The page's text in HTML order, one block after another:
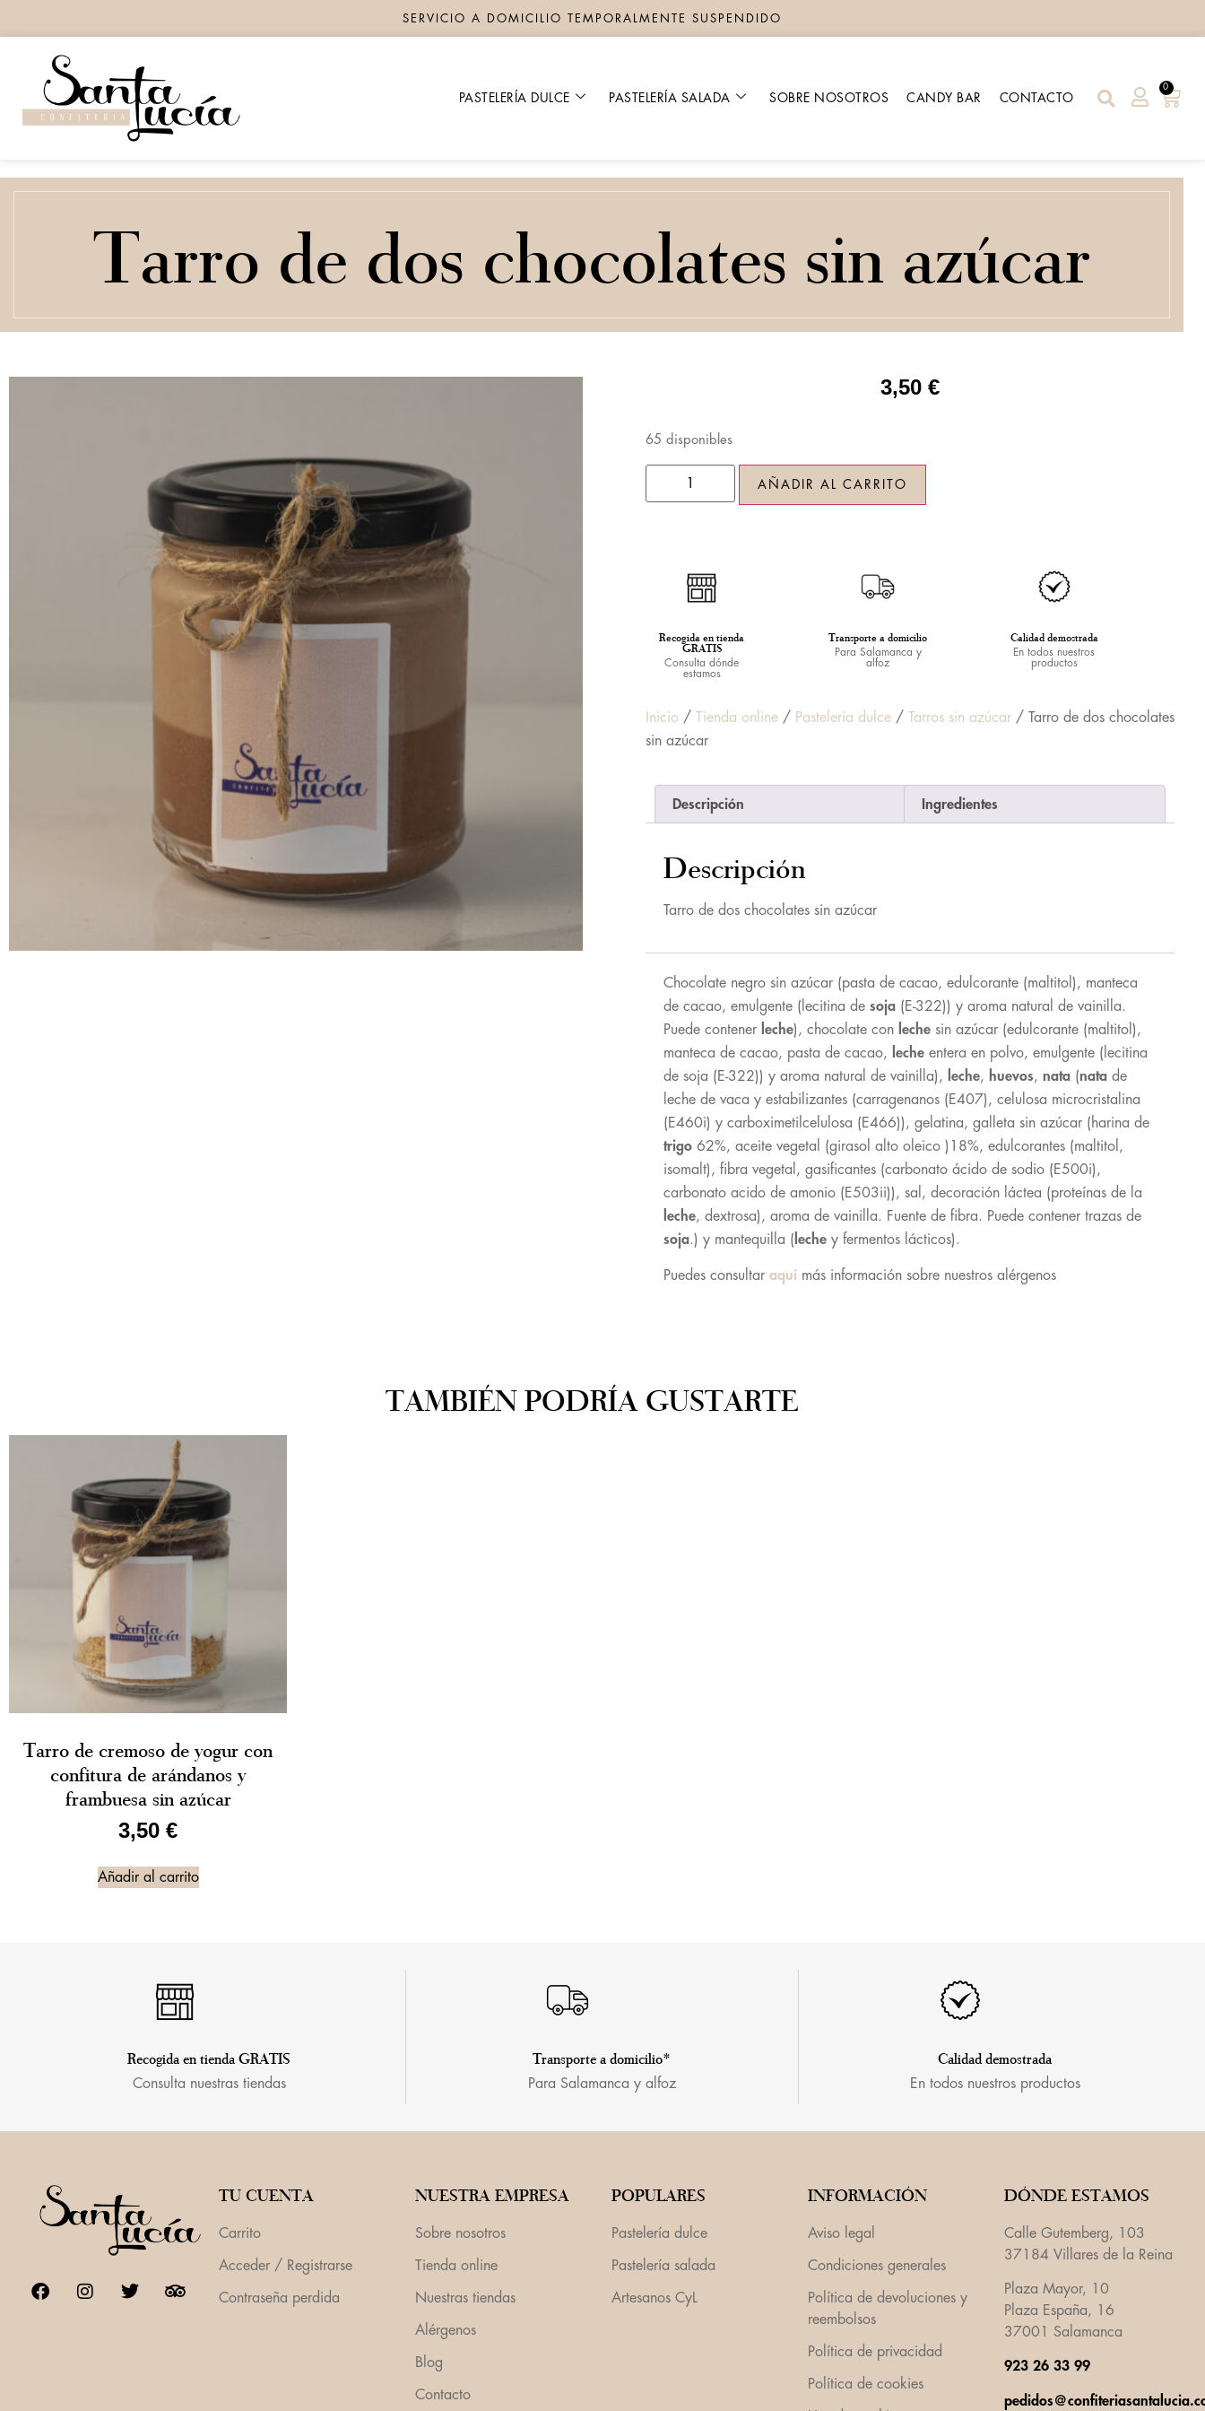
SERVICIO A DOMICILIO TEMPORALMENTE SUSPENDIDO
PASTELERÍA DULCE PASTELERÍA SALADA SOBRE NOSOTROS CANDY BAR CONTACTO
0
Tarro de dos chocolates sin azúcar
3,50 €
65 disponibles
AÑADIR AL CARRITO
Recogida en tienda
GRATIS
Consulta dónde
estamos
Transporte a domicilio
Para Salamanca y
alfoz
Calidad demostrada
En todos nuestros
productos
Inicio / Tienda online / Pastelería dulce / Tarros sin azúcar / Tarro de dos chocolates
sin azúcar
Descripción Ingredientes
Descripción
Tarro de dos chocolates sin azúcar
Chocolate negro sin azúcar (pasta de cacao, edulcorante (maltitol), manteca
de cacao, emulgente (lecitina de soja (E-322)) y aroma natural de vainilla.
Puede contener leche), chocolate con leche sin azúcar (edulcorante (maltitol),
manteca de cacao, pasta de cacao,
leche entera en polvo, emulgente (lecitina
de soja (E-322)) y aroma natural de vainilla),
leche, huevos, nata (nata de
leche de vaca y estabilizantes (carragenanos (E407), celulosa microcristalina
(E460i) y carboximetilcelulosa (E466)), gelatina, galleta sin azúcar (harina de
trigo 62%, aceite vegetal (girasol alto oleico )18%, edulcorantes (maltitol,
isomalt), fibra vegetal, gasificantes (carbonato ácido de sodio (E500i),
carbonato acido de amonio (E503ii)), sal, decoración láctea (proteínas de la
leche, dextrosa), aroma de vainilla. Fuente de fibra. Puede contener trazas de
soja.) y mantequilla ( leche y fermentos lácticos).
Puedes consultar aquí más información sobre nuestros alérgenos
TAMBIÉN PODRÍA GUSTARTE
Tarro de cremoso de yogur con
confitura de arándanos y
frambuesa sin azúcar
3,50 €
Añadir al carrito
Recogida en tienda GRATIS
Consulta nuestras tiendas
Transporte a domicilio*
Para Salamanca y alfoz
Calidad demostrada
En todos nuestros productos
TU CUENTA
Carrito
Acceder / Registrarse
Contraseña perdida
NUESTRA EMPRESA
Sobre nosotros
Tienda online
Nuestras tiendas
Alérgenos
Blog
Contacto
POPULARES
Pastelería dulce
Pastelería salada
Artesanos CyL
INFORMACIÓN
Aviso legal
Condiciones generales
Política de devoluciones y
reembolsos
Política de privacidad
Política de cookies
DÓNDE ESTAMOS
Calle Gutemberg, 103
37184 Villares de la Reina
Plaza Mayor, 10
Plaza España, 16
37001 Salamanca
923 26 33 99